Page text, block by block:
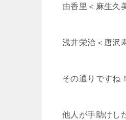
由香里＜麻生久
浅井栄治＜唐沢
その通りですね！
他人が手助けし